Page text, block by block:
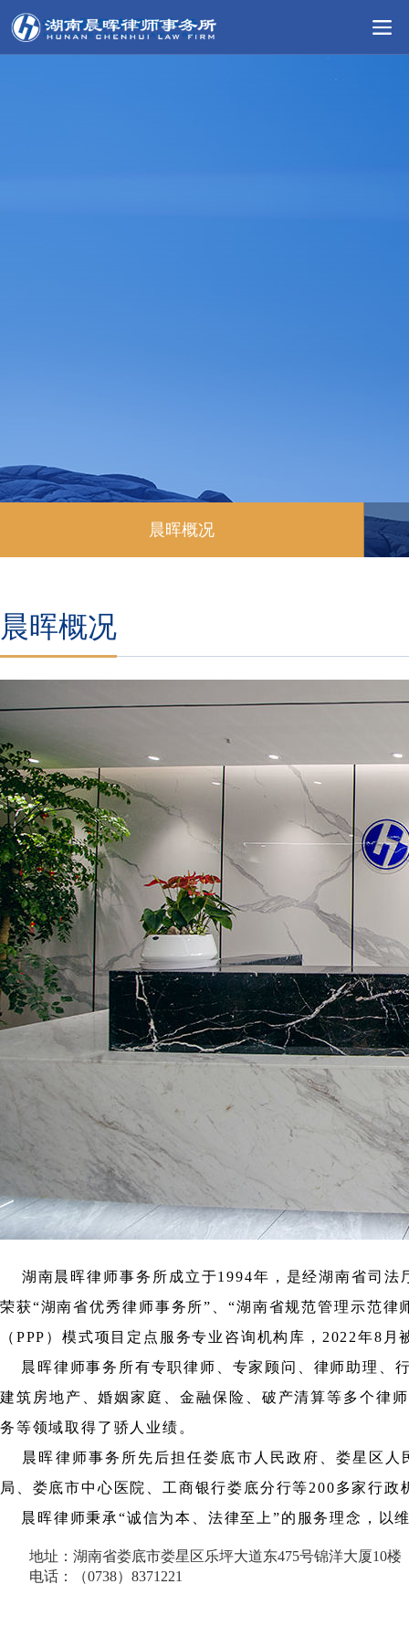
晨晖概况
晨晖概况
湖南晨晖律师事务所成立于1994年，是经湖南省司法
荣获“湖南省优秀律师事务所”、“湖南省规范管理示范
（PPP）模式项目定点服务专业咨询机构库，2022年8
晨晖律师事务所有专职律师、专家顾问、律师助理、
建筑房地产、婚姻家庭、金融保险、破产清算等多个律
务等领域取得了骄人业绩。
晨晖律师事务所先后担任娄底市人民政府、娄星区人
局、娄底市中心医院、工商银行娄底分行等200多家行
晨晖律师秉承“诚信为本、法律至上”的服务理念，以
地址：湖南省娄底市娄星区乐坪大道东475号锦洋大厦10楼
电话：（0738）8371221